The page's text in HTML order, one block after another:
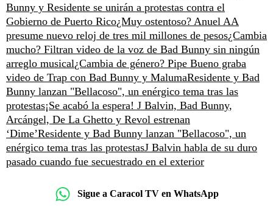
Bunny y Residente se unirán a protestas contra el
Gobierno de Puerto Rico¿Muy ostentoso? Anuel AA
presume nuevo reloj de tres mil millones de pesos¿Cambia
mucho? Filtran video de la voz de Bad Bunny sin ningún
arreglo musical¿Cambia de género? Pipe Bueno graba
video de Trap con Bad Bunny y MalumaResidente y Bad
Bunny lanzan "Bellacoso", un enérgico tema tras las
protestas¡Se acabó la espera! J Balvin, Bad Bunny,
Arcángel, De La Ghetto y Revol estrenan
‘Dime’Residente y Bad Bunny lanzan "Bellacoso", un
enérgico tema tras las protestasJ Balvin habla de su duro
pasado cuando fue secuestrado en el exterior
Sigue a Caracol TV en WhatsApp